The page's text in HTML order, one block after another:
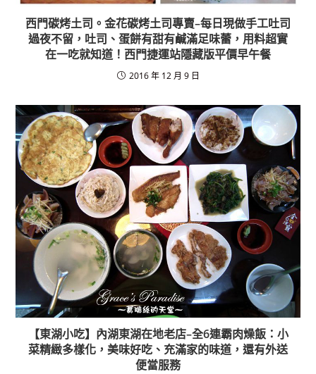
西門碳烤土司。金花碳烤土司專賣–每日現做手工吐司
過夜不留，吐司、蛋餅有甜有鹹滿足味蕾，用料超實
在一吃就知道！西門捷運站隱藏版平價早午餐
2016 年 12 月 9 日
【東湖小吃】內湖東湖在地老店–全6連霸肉燥飯：小
菜精緻多樣化，美味好吃、充滿家的味道，還有外送
便當服務